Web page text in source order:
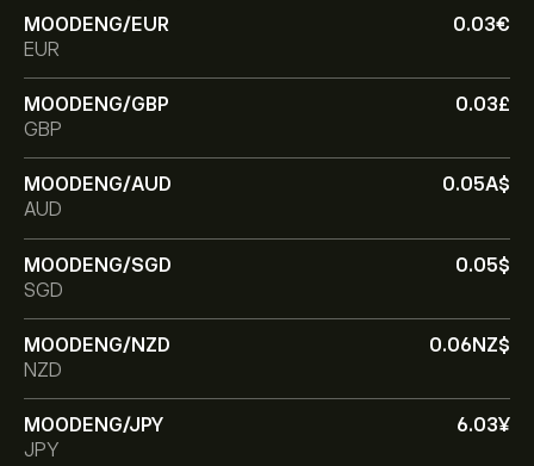
MOODENG/EUR
0.03‎€‎
EUR
MOODENG/GBP
0.03‎£‎
GBP
MOODENG/AUD
0.05‎A$‎
AUD
MOODENG/SGD
0.05‎$‎
SGD
MOODENG/NZD
0.06‎NZ$‎
NZD
MOODENG/JPY
6.03‎¥‎
JPY